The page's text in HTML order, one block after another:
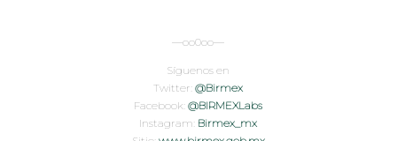
—oo0oo—
Síguenos en
Twitter:@Birmex
Facebook:@BIRMEXLabs
Instagram: Birmex_mx